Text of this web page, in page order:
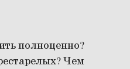
полноценно?
Чем